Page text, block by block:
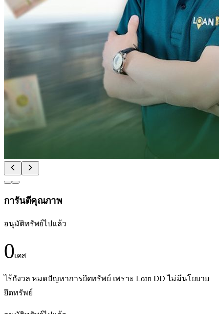
การันตีคุณภาพ
อนุมัติทรัพย์ไปแล้ว
0เคส
ไร้กังวล หมดปัญหาการยึดทรัพย์ เพราะ Loan DD ไม่มีนโยบาย
ยึดทรัพย์